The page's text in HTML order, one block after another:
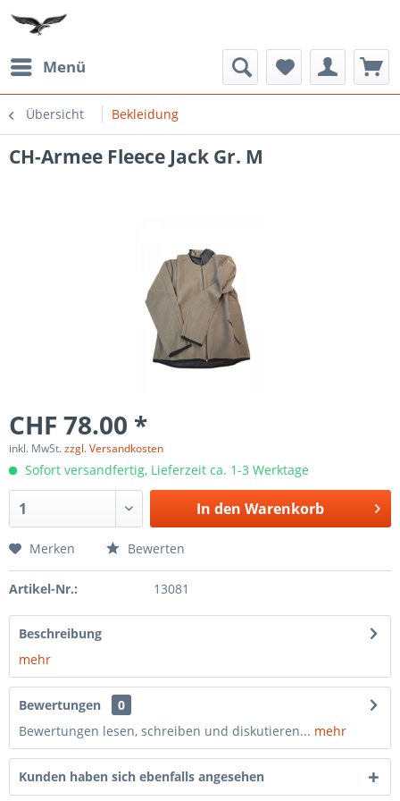
Menü
Übersicht Bekleidung
CH-Armee Fleece Jack Gr. M
CHF 78.00 *
inkl. MwSt.zzgl. Versandkosten
Sofort versandfertig, Lieferzeit ca. 1-3 Werktage
In den Warenkorb
Merken Bewerten
Artikel-Nr.: 13081
Beschreibung
mehr
Bewertungen
0
Bewertungen lesen, schreiben und diskutieren... mehr
Kunden haben sich ebenfalls angesehen